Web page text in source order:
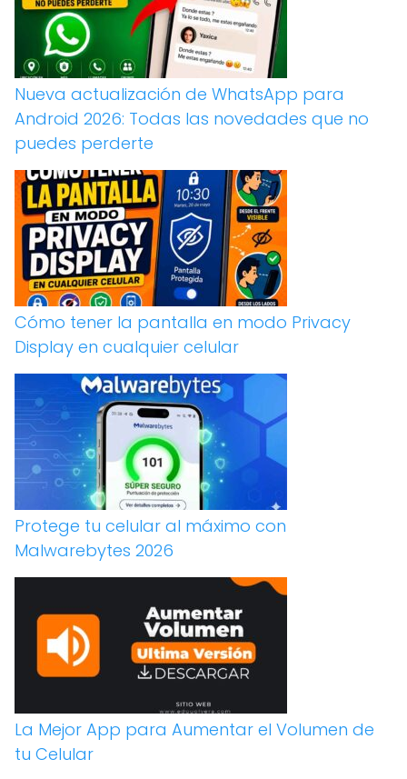
Nueva actualización de WhatsApp para
Android 2026: Todas las novedades que no
puedes perderte
Cómo tener la pantalla en modo Privacy
Display en cualquier celular
Protege tu celular al máximo con
Malwarebytes 2026
La Mejor App para Aumentar el Volumen de
tu Celular